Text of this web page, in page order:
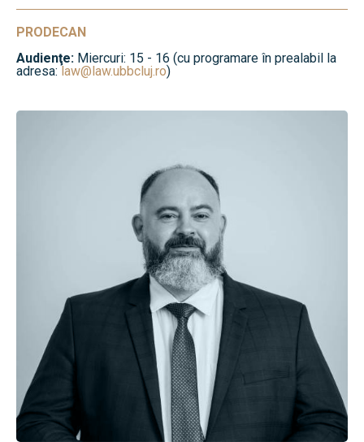
PRODECAN
Audienţe: Miercuri: 15 - 16 (cu programare în prealabil la
adresa: law@law.ubbcluj.ro)